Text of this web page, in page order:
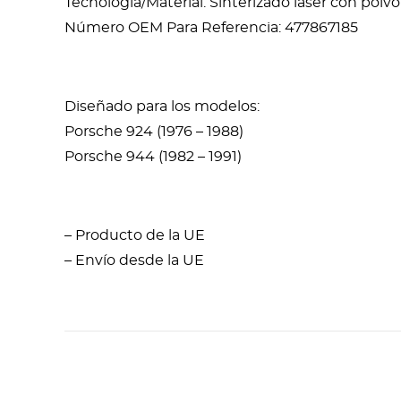
Número OEM Para Referencia: 477867185
Diseñado para los modelos:
Porsche 924 (1976 – 1988)
Porsche 944 (1982 – 1991)
– Producto de la UE
– Envío desde la UE